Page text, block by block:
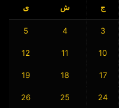
ج ش ی
3
4
5
10
11
12
17
18
19
24
25
26